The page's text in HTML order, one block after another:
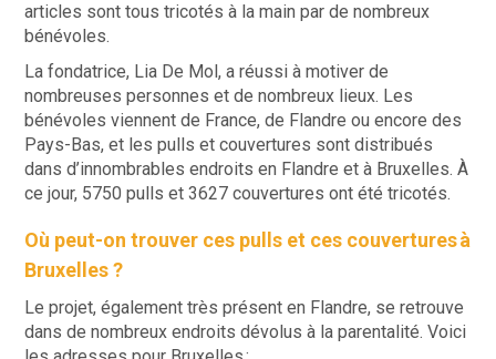
articles sont tous tricotés à la main par de nombreux
bénévoles.
La fondatrice, Lia De Mol, a réussi à motiver de
nombreuses personnes et de nombreux lieux. Les
bénévoles viennent de France, de Flandre ou encore des
Pays-Bas, et les pulls et couvertures sont distribués
dans d’innombrables endroits en Flandre et à Bruxelles. À
ce jour, 5750 pulls et 3627 couvertures ont été tricotés.
Où peut-on trouver ces pulls et ces couvertures à
Bruxelles ?
Le projet, également très présent en Flandre, se retrouve
dans de nombreux endroits dévolus à la parentalité. Voici